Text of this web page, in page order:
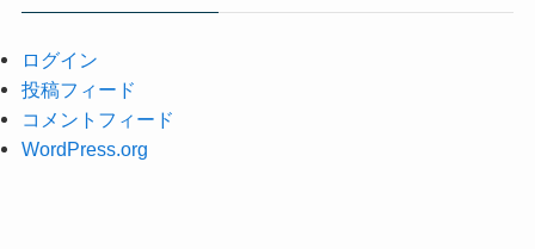
ログイン
投稿フィード
コメントフィード
WordPress.org